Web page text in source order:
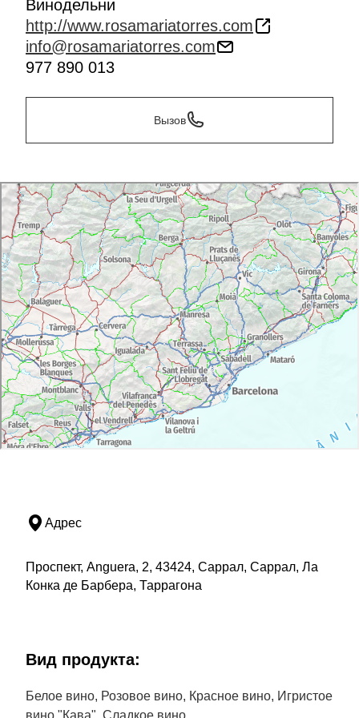
Винодельни
http://www.rosamariatorres.com
info@rosamariatorres.com
977 890 013
Вызов
Адрес
Проспект, Anguera, 2, 43424, Саррал, Саррал, Ла
Конка де Барбера, Таррагона
Bид продукта:
Белое вино, Розовое вино, Красное вино, Игристое
вино "Кава", Сладкое вино